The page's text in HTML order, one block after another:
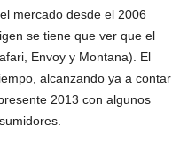
mercado desde el 2006
se tiene que ver que el
Envoy y Montana). El
alcanzando ya a contar
2013 con algunos